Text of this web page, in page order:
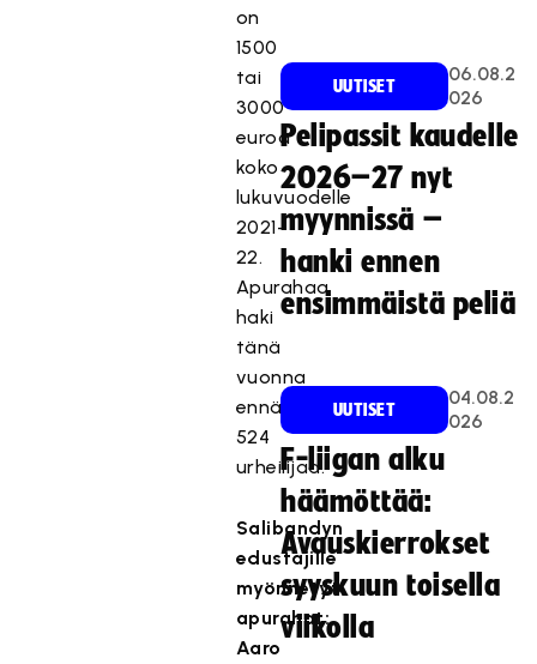
on
1500
tai
3000
euroa
koko
lukuvuodelle
2021-
22.
Apurahaa
haki
tänä
vuonna
ennätykselliset
524
urheilijaa.
Salibandyn
edustajille
myönnetyt
apurahat:
Aaro
UUTISET
06.08.2
026
Pelipassit kaudelle
2026–27 nyt
myynnissä –
hanki ennen
ensimmäistä peliä
UUTISET
04.08.2
026
F-liigan alku
häämöttää:
Avauskierrokset
syyskuun toisella
viikolla